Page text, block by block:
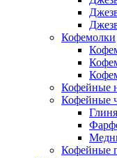
Кофемолки
Кофейные
Кофейные
Кофейные